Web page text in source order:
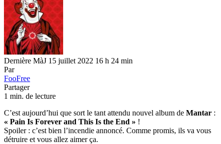
Dernière MàJ 15 juillet 2022 16 h 24 min
Par
FooFree
Partager
1 min. de lecture
C’est aujourd’hui que sort le tant attendu nouvel album de Mantar :
« Pain Is Forever and This Is the End » !
Spoiler : c’est bien l’incendie annoncé. Comme promis, ils va vous
détruire et vous allez aimer ça.